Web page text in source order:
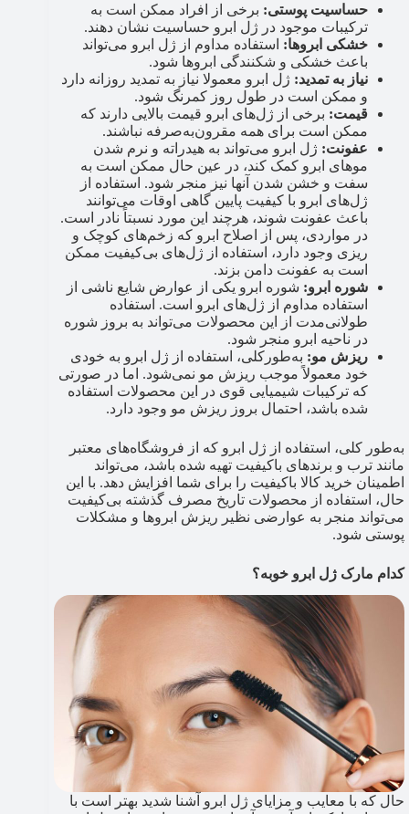
حساسیت پوستی: برخی از افراد ممکن است به
ترکیبات موجود در ژل ابرو حساسیت نشان دهند.
خشکی ابروها: استفاده مداوم از ژل ابرو می‌تواند
باعث خشکی و شکنندگی ابروها شود.
نیاز به تمدید: ژل ابرو معمولا نیاز به تمدید روزانه دارد
و ممکن است در طول روز کمرنگ شود.
قیمت: برخی از ژل‌های ابرو قیمت بالایی دارند که
ممکن است برای همه مقرون‌به‌صرفه نباشند.
عفونت: ژل ابرو می‌تواند به هیدراته و نرم شدن
موهای ابرو کمک کند، در عین حال ممکن است به
سفت و خشن شدن آنها نیز منجر شود. استفاده از
ژل‌های ابرو با کیفیت پایین گاهی اوقات می‌توانند
باعث عفونت شوند، هرچند این مورد نسبتاً نادر است.
در مواردی، پس از اصلاح ابرو که زخم‌های کوچک و
ریزی وجود دارد، استفاده از ژل‌های بی‌کیفیت ممکن
است به عفونت دامن بزند.
شوره ابرو: شوره ابرو یکی از عوارض شایع ناشی از
استفاده مداوم از ژل‌های ابرو است. استفاده
طولانی‌مدت از این محصولات می‌تواند به بروز شوره
در ناحیه ابرو منجر شود.
ریزش مو: به‌طورکلی، استفاده از ژل ابرو به خودی
خود معمولاً موجب ریزش مو نمی‌شود. اما در صورتی
که ترکیبات شیمیایی قوی در این محصولات استفاده
شده باشد، احتمال بروز ریزش مو وجود دارد.
به‌طور کلی، استفاده از ژل ابرو که از فروشگاه‌های معتبر
مانند ترب و برندهای باکیفیت تهیه شده باشد، می‌تواند
اطمینان خرید کالا باکیفیت را برای شما افزایش دهد. با این
حال، استفاده از محصولات تاریخ‌ مصرف گذشته بی‌کیفیت
می‌تواند منجر به عوارضی نظیر ریزش ابروها و مشکلات
پوستی شود.
کدام مارک ژل ابرو خوبه؟
حال که با معایب و مزایای ژل ابرو آشنا شدید بهتر است با